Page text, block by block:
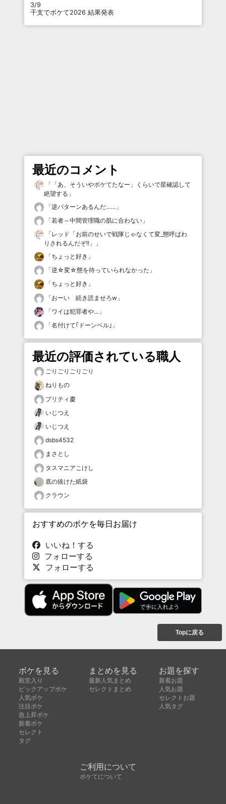
3/9
干支でボケて2026 結果発表
最近のコメント
「 「あ、そういやボケてたなー」くらいで星確認して
絶望する 」
「逆パターンあるんだ…… 」
「若者～中間管理職の肌に合わない 」
「レッド「お前のせいで戦隊じゃなくて変_態呼ばわ
りされるんだぞ!!」
」
「ちょっと好き 」
「逆☆変☆態を待っていられなかった 」
「ちょっと好き 」
「おーい 続き読ませろw 」
「ワイは犯罪者や… 」
「名付けて｢ドーンベル｣ 」
最近の評価されている職人
ごりごりごりごり
ねりもの
プリティ慶
いじつえ
いじつえ
dsbs4532
まさとし
タスマニアこけし
底の抜けた紙袋
クラウン
おすすめのボケを毎日お届け
いいね！する
フォローする
フォローする
Topに戻る
ボケを見る
殿堂入り
ピックアップボケ
人気ボケ
注目ボケ
急上昇ボケ
新着ボケ
セレクト
タグ
まとめを見る
最新人気まとめ
セレクトまとめ
お題を探す
新着お題
人気お題
セレクトお題
人気タグ
ご利用について
ボケてについて